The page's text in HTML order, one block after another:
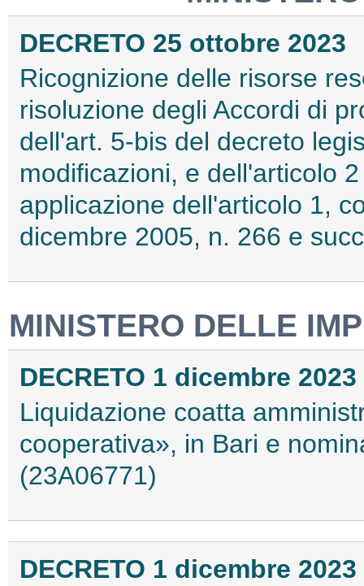
DECRETO 25 ottobre 2023
Ricognizione delle risorse
risoluzione degli Accordi di
dell'art. 5-bis del decreto
modificazioni, e dell'articolo
applicazione dell'articolo 1,
dicembre 2005, n. 266 e
MINISTERO DELLE
DECRETO 1 dicembre 2023
Liquidazione coatta
cooperativa», in Bari e
(23A06771)
DECRETO 1 dicembre 2023